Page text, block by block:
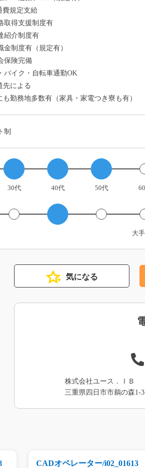
規定支給
取得支援制度有
紹介制度有
制度有（規定有）
保険完備
イク・自転車通勤OK
による
勤務地多数有（家具・家電つき寮も有）
制
30代 40代 50代
大
気になる
株式会社ユース．ＩＢ
三重県四日市市鵜の森
CADオペレーター/i02_01613